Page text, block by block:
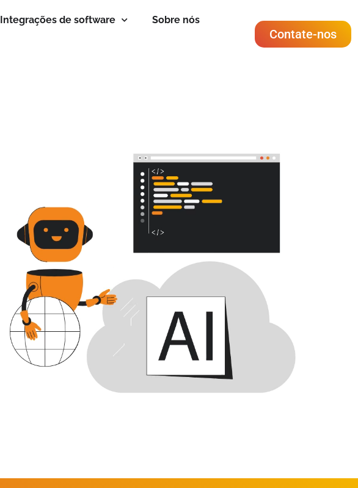
Integrações de software Sobre nós
Contate-nos